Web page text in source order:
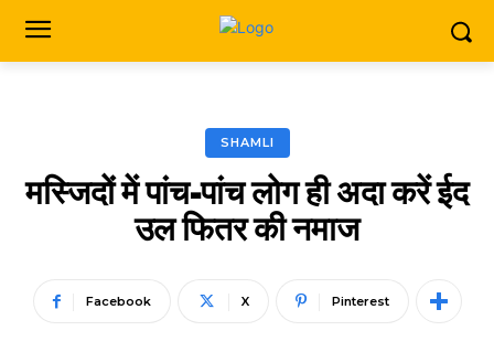
SHAMLI
मस्जिदों में पांच-पांच लोग ही अदा करें ईद
उल फितर की नमाज
Facebook X Pinterest